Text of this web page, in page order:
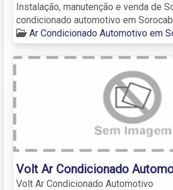
Instalação, manutenção e venda de
condicionado automotivo em
Ar Condicionado Automotivo em
Volt Ar Condicionado
Volt Ar Condicionado Automotivo